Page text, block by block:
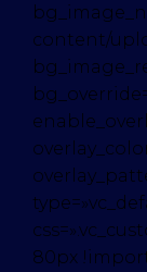
content/
80px